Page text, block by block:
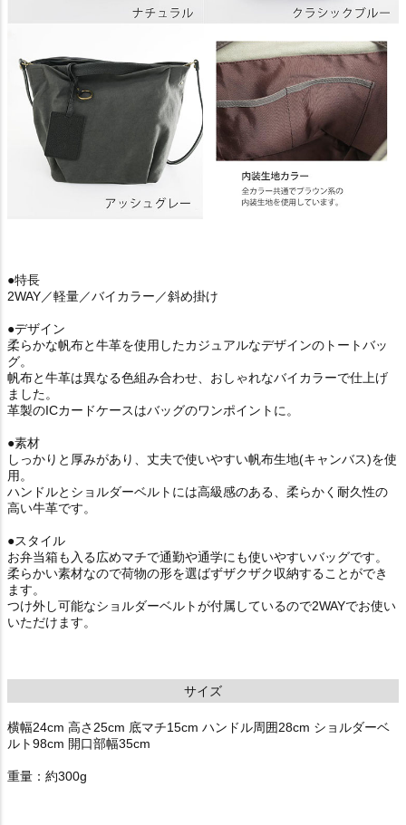
●特長
2WAY／軽量／バイカラー／斜め掛け
●デザイン
柔らかな帆布と牛革を使用したカジュアルなデザインのトートバッ
グ。
帆布と牛革は異なる色組み合わせ、おしゃれなバイカラーで仕上げ
ました。
革製のICカードケースはバッグのワンポイントに。
●素材
しっかりと厚みがあり、丈夫で使いやすい帆布生地(キャンバス)を使
用。
ハンドルとショルダーベルトには高級感のある、柔らかく耐久性の
高い牛革です。
●スタイル
お弁当箱も入る広めマチで通勤や通学にも使いやすいバッグです。
柔らかい素材なので荷物の形を選ばずザクザク収納することができ
ます。
つけ外し可能なショルダーベルトが付属しているので2WAYでお使い
いただけます。
サイズ
横幅24cm 高さ25cm 底マチ15cm ハンドル周囲28cm ショルダーベ
ルト98cm 開口部幅35cm
重量：約300g